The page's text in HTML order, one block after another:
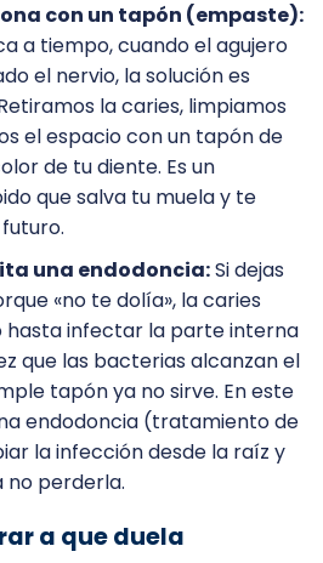
con un tapón (empaste):
a tiempo, cuando el agujero
el nervio, la solución es
la caries, limpiamos
el espacio con un tapón de
de tu diente. Es un
que salva tu muela y te
una endodoncia:Si dejas
«no te dolía», la caries
hasta infectar la parte interna
que las bacterias alcanzan el
tapón ya no sirve. En este
endodoncia (tratamiento de
la infección desde la raíz y
no perderla.
a que duela